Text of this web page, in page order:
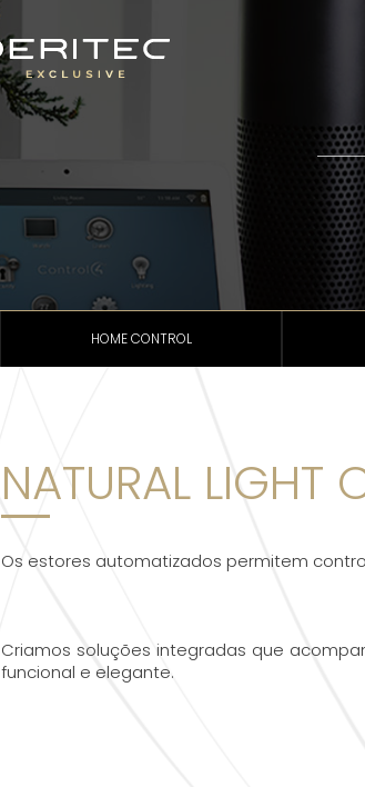
HOME CONTROL
NATURAL LIGHT
Os estores automatizados permitem
Criamos soluções integradas que
funcional e elegante.